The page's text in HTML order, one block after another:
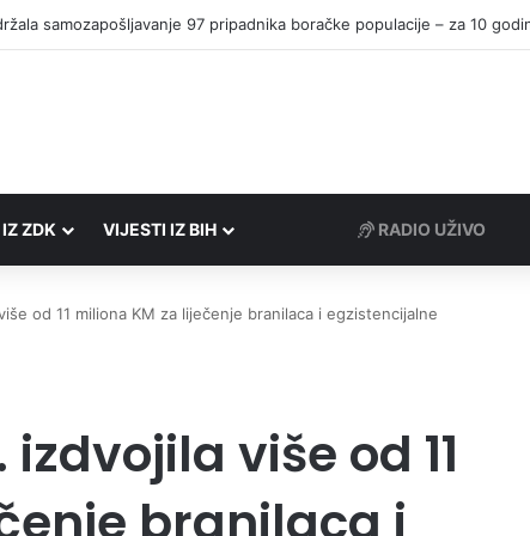
ZDK VIJESTI IZ BIH RADIO UŽIVO
od 11 miliona KM za liječenje branilaca i egzistencijalne
više od 11
branilaca i